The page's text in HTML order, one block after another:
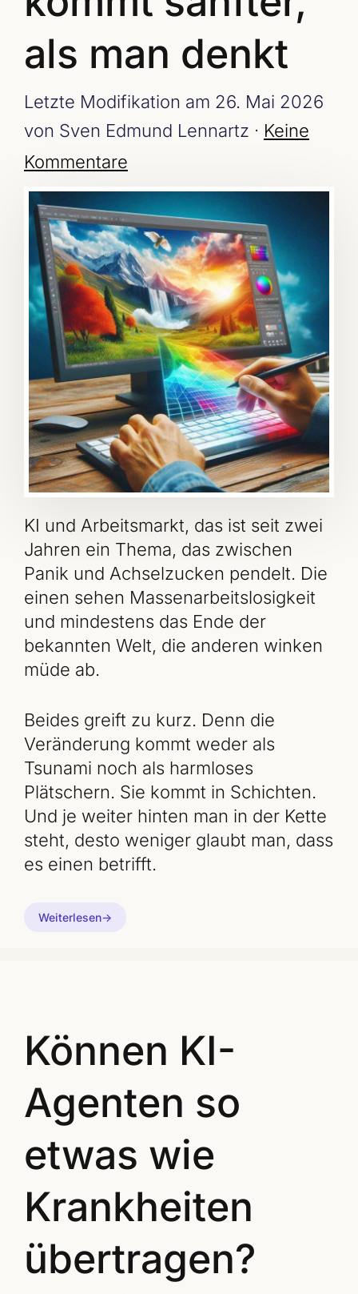
als man denkt
Letzte Modifikation am 26. Mai 2026
von Sven Edmund Lennartz · Keine
Kommentare
KI und Arbeitsmarkt, das ist seit zwei
Jahren ein Thema, das zwischen
Panik und Achselzucken pendelt. Die
einen sehen Massenarbeitslosigkeit
und mindestens das Ende der
bekannten Welt, die anderen winken
müde ab.
Beides greift zu kurz. Denn die
Veränderung kommt weder als
Tsunami noch als harmloses
Plätschern. Sie kommt in Schichten.
Und je weiter hinten man in der Kette
steht, desto weniger glaubt man, dass
es einen betrifft.
Weiterlesen
Können KI-
Agenten so
etwas wie
Krankheiten
übertragen?